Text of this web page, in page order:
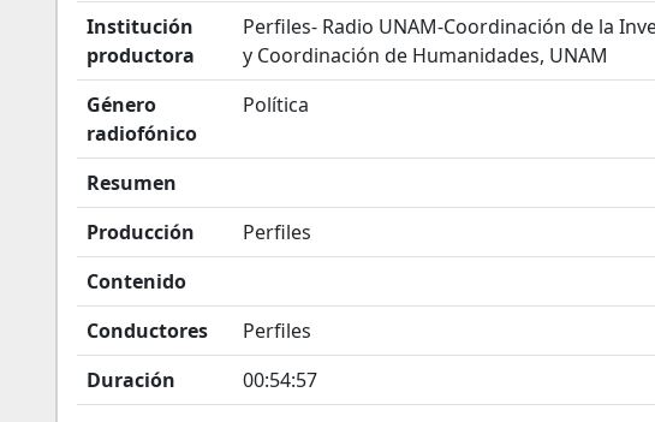
Institución
productora
Perfiles- Radio UNAM-Coordinación de la
y Coordinación de Humanidades, UNAM
Género
radiofónico
Política
Resumen
Producción
Perfiles
Contenido
Conductores
Perfiles
Duración
00:54:57